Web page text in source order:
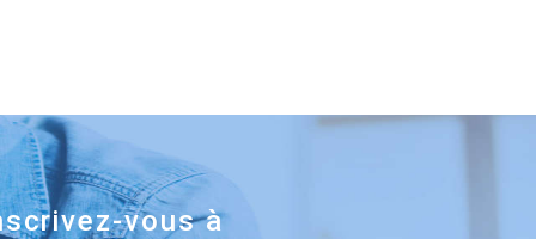
vous à